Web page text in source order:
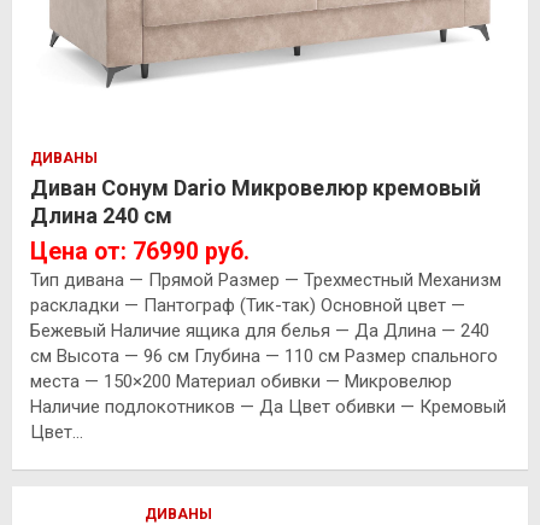
ДИВАНЫ
Диван Сонум Dario Микровелюр кремовый
Длина 240 см
Цена от: 76990 руб.
Тип дивана — Прямой Размер — Трехместный Механизм
раскладки — Пантограф (Тик-так) Основной цвет —
Бежевый Наличие ящика для белья — Да Длина — 240
см Высота — 96 см Глубина — 110 см Размер спального
места — 150×200 Материал обивки — Микровелюр
Наличие подлокотников — Да Цвет обивки — Кремовый
Цвет…
ДИВАНЫ